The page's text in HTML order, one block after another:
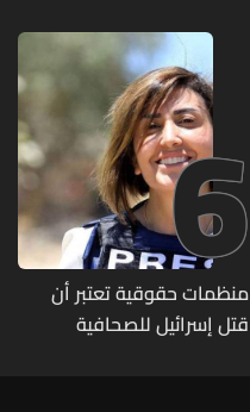
6
منظمات حقوقية تعتبر أن
قتل إسرائيل للصحافية